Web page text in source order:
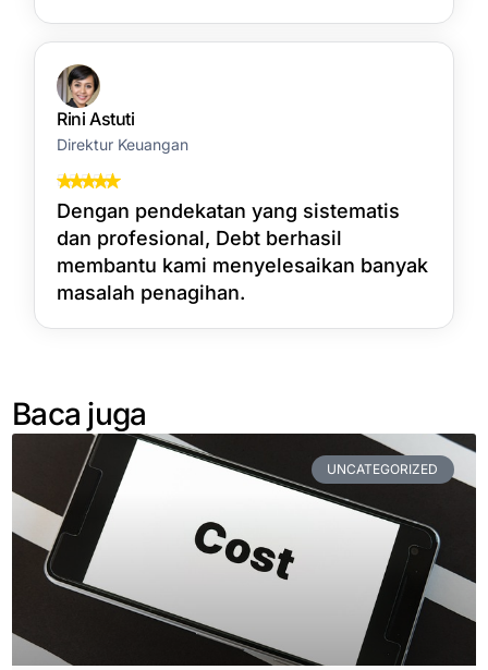
Rini Astuti
Direktur Keuangan
Dengan pendekatan yang sistematis
dan profesional, Debt berhasil
membantu kami menyelesaikan banyak
masalah penagihan.
Baca juga
UNCATEGORIZED